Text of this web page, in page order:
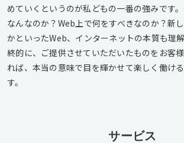
めていくというのが私どもの一番の強みです
なんなのか？Web上で何をすべきなのか？新
かといったWeb、インターネットの本質も理
終的に、ご提供させていただいたものをお客
れば、本当の意味で目を輝かせて楽しく働け
す。
サービス